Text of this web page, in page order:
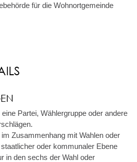
für die Wohnortgemeinde
Partei, Wählergruppe oder andere
Zusammenhang mit Wahlen oder
oder kommunaler Ebene
in den sechs der Wahl oder